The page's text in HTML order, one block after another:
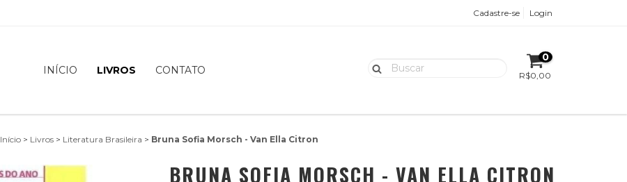
Cadastre-se Login
INÍCIO LIVROS CONTATO
0
R$0,00
Início > Livros > Literatura Brasileira > Bruna Sofia Morsch - Van Ella Citron
BRUNA SOFIA MORSCH - VAN ELLA CITRON